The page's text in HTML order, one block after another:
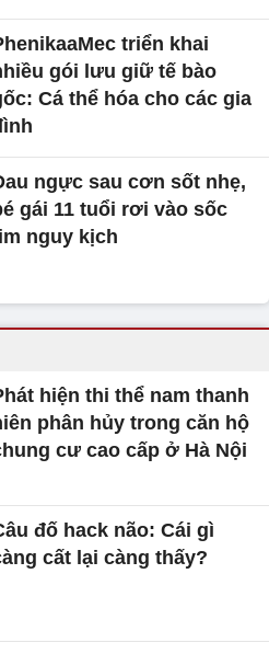
triển khai
gói lưu giữ tế bào
Cá thể hóa cho các gia
ngực sau cơn sốt nhẹ,
gái 11 tuổi rơi vào sốc
nguy kịch
hiện thi thể nam thanh
phân hủy trong căn hộ
cư cao cấp ở Hà Nội
đố hack não: Cái gì
cất lại càng thấy?